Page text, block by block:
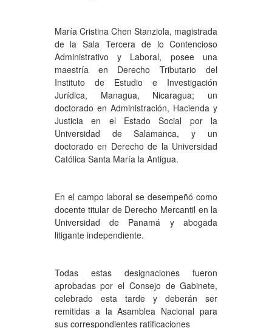
María Cristina Chen Stanziola, magistrada
de la Sala Tercera de lo Contencioso
Administrativo y Laboral, posee una
maestría en Derecho Tributario del
Instituto de Estudio e Investigación
Jurídica, Managua, Nicaragua; un
doctorado en Administración, Hacienda y
Justicia en el Estado Social por la
Universidad de Salamanca, y un
doctorado en Derecho de la Universidad
Católica Santa María la Antigua.
En el campo laboral se desempeñó como
docente titular de Derecho Mercantil en la
Universidad de Panamá y abogada
litigante independiente.
Todas estas designaciones fueron
aprobadas por el Consejo de Gabinete,
celebrado esta tarde y deberán ser
remitidas a la Asamblea Nacional para
sus correspondientes ratificaciones